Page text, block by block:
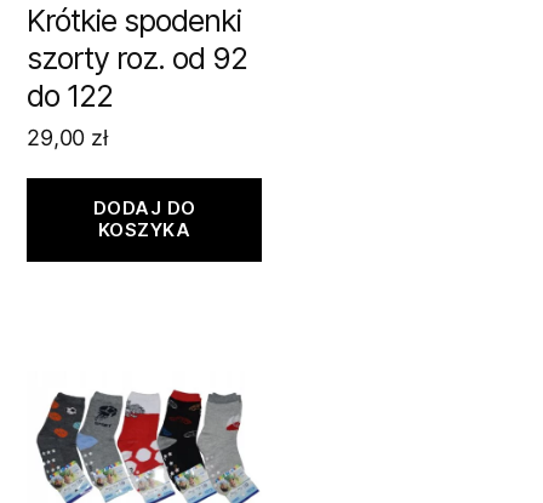
Krótkie spodenki
szorty roz. od 92
do 122
29,00 zł
DODAJ DO
KOSZYKA